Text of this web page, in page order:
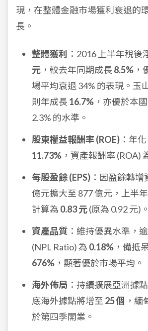
現，在整體金融市場獲利衰退的
長。
整體獲利 ：2016 上半年稅後
元 ，較去年同期成長 8.5% ，
場平均衰退 34% 的表現。玉
則年成長 16.7% ，亦優於本
2.3% 的水準。
股東權益報酬率 (ROE) ：年
11.73% ，資產報酬率 (ROA)
每股盈餘 (EPS) ：因盈餘轉
億元擴大至 877 億元，上半
計算為 0.83 元(原為 0.92 元)。
資產品質 ：維持優異水準，
(NPL Ratio) 為 0.18% ，備抵
676% ，顯著優於市場平均。
海外佈局 ：持續擴展亞洲據
底海外據點將增至 25 個 ，緬
於第四季開業。